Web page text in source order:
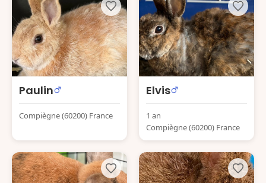
Paulin
Compiègne (60200) France
Elvis
1 an
Compiègne (60200) France